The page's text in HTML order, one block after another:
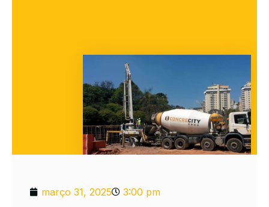
março 31, 2025 3:00 pm